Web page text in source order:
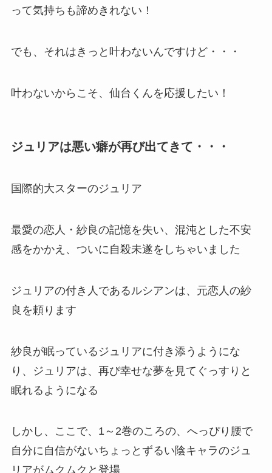
って気持ちも諦めきれない！
でも、それはきっと叶わないんですけど・・・
叶わないからこそ、仙台くんを応援したい！
ジュリアは悪い癖が再び出てきて・・・
国際的大スターのジュリア
最愛の恋人・紗良の記憶を失い、混沌とした不安
感をかかえ、ついに自殺未遂をしちゃいました
ジュリアの付き人であるルシアンは、元恋人の紗
良を頼ります
紗良が眠っているジュリアに付き添うようにな
り、ジュリアは、再び幸せな夢を見てぐっすりと
眠れるようになる
しかし、ここで、1～2巻のころの、へっぴり腰で
自分に自信がないちょっとずるい陰キャラのジュ
リアがムクムクと登場